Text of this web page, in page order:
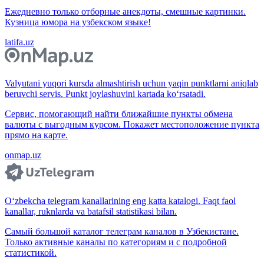
Ежедневно только отборные анекдоты, смешные картинки.
Кузница юмора на узбекском языке!
latifa.uz
Valyutani yuqori kursda almashtirish uchun yaqin punktlarni aniqlab
beruvchi servis. Punkt joylashuvini kartada ko‘rsatadi.
Сервис, помогающий найти ближайшие пункты обмена
валюты с выгодным курсом. Покажет местоположение пункта
прямо на карте.
onmap.uz
O‘zbekcha telegram kanallarining eng katta katalogi. Faqt faol
kanallar, ruknlarda va batafsil statistikasi bilan.
Самый большой каталог телеграм каналов в Узбекистане.
Только активные каналы по категориям и с подробной
статистикой.